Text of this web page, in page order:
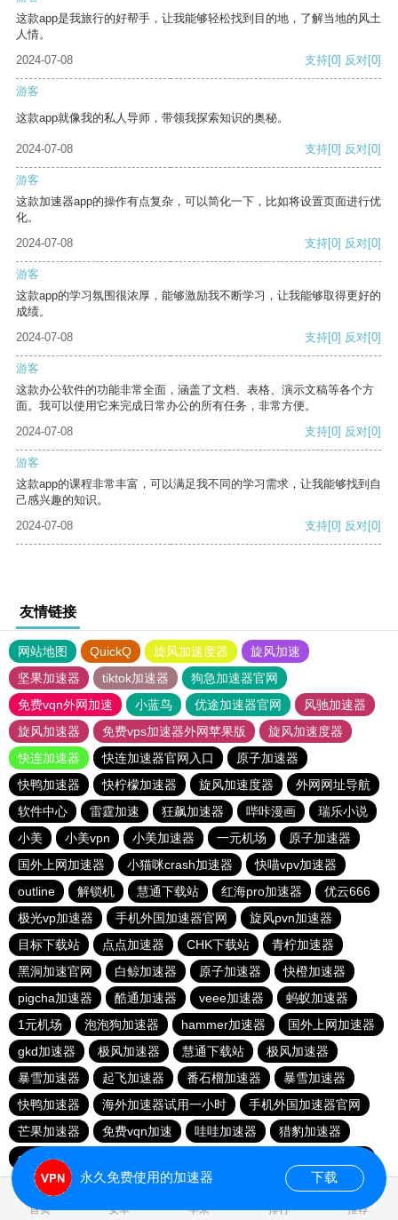
这款app是我旅行的好帮手，让我能够轻松找到目的地，了解当地的风土
人情。
2024-07-08
支持[0] 反对[0]
游客
这款app就像我的私人导师，带领我探索知识的奥秘。
2024-07-08 支持[0] 反对[0]
游客
这款加速器app的操作有点复杂，可以简化一下，比如将设置页面进行优
化。
2024-07-08
支持[0] 反对[0]
游客
这款app的学习氛围很浓厚，能够激励我不断学习，让我能够取得更好的
成绩。
2024-07-08
支持[0] 反对[0]
游客
这款办公软件的功能非常全面，涵盖了文档、表格、演示文稿等各个方
面。我可以使用它来完成日常办公的所有任务，非常方便。
2024-07-08
支持[0] 反对[0]
游客
这款app的课程非常丰富，可以满足我不同的学习需求，让我能够找到自
己感兴趣的知识。
2024-07-08
支持[0] 反对[0]
友情链接
网站地图 QuickQ 旋风加速度器
旋风加速
坚果加速器
tiktok加速器
狗急加速器官网
免费vqn外网加速
小蓝鸟 优途加速器官网
风驰加速器
旋风加速器
免费vps加速器外网苹果版
旋风加速度器
快连加速器
快连加速器官网入口
原子加速器
快鸭加速器
快柠檬加速器 旋风加速度器
外网网址导航
软件中心
雷霆加速 狂飙加速器 哔咔漫画
瑞乐小说
小美
小美vpn 小美加速器 一元机场
原子加速器
国外上网加速器
小猫咪crash加速器
快喵vpv加速器
outline
解锁机 慧通下载站 红海pro加速器
优云666
极光vp加速器
手机外国加速器官网
旋风pvn加速器
目标下载站
点点加速器 CHK下载站
青柠加速器
黑洞加速官网
白鲸加速器 原子加速器
快橙加速器
pigcha加速器
酷通加速器 veee加速器
蚂蚁加速器
1元机场
泡泡狗加速器 hammer加速器
国外上网加速器
gkd加速器
极风加速器 慧通下载站
极风加速器
暴雪加速器
起飞加速器 番石榴加速器
暴雪加速器
快鸭加速器
海外加速器试用一小时
手机外国加速器官网
芒果加速器
免费vqn加速 哇哇加速器
猎豹加速器
gkd加速器
首页 安卓 苹果 排行 推荐
永久免费使用的加速器 下载
0.030134s